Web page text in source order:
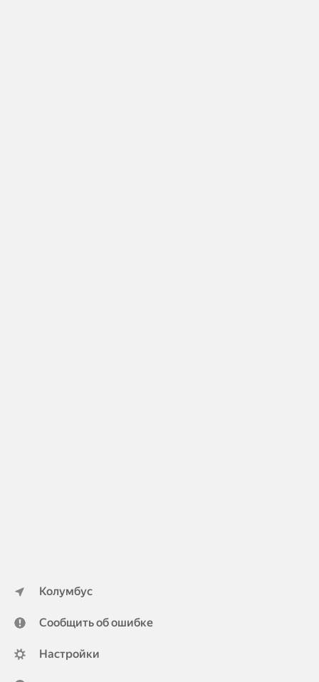
Колумбус
Сообщить об ошибке
Настройки